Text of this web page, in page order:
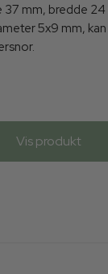
mm, bredde 24
5x9 mm,
Vis produkt